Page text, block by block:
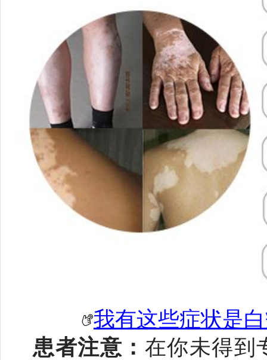
我有这些症状是
患者注意： 在你未得到